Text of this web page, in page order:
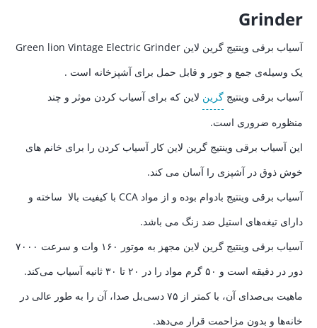
Grinder
آسیاب برقی وینتیج گرین لاین Green lion Vintage Electric Grinder
یک وسیله‌ی جمع و جور و قابل حمل برای آشپزخانه است .
آسیاب برقی وینتیج گرین لاین که برای آسیاب کردن موثر و چند
منظوره ضروری است.
این آسیاب برقی وینتیج گرین لاین کار آسیاب کردن را برای خانم های
خوش ذوق در آشپزی را آسان می کند.
آسیاب برقی وینتیج بادوام بوده و از مواد CCA با کیفیت بالا ساخته و
دارای تیغه‌های استیل ضد زنگ می باشد.
آسیاب برقی وینتیج گرین لاین مجهز به موتور ۱۶۰ وات و سرعت ۷۰۰۰
دور در دقیقه است و ۵۰ گرم مواد را در ۲۰ تا ۳۰ ثانیه آسیاب می‌کند.
ماهیت بی‌صدای آن، با کمتر از ۷۵ دسی‌بل صدا، آن را به طور عالی در
خانه‌ها و بدون مزاحمت قرار می‌دهد.